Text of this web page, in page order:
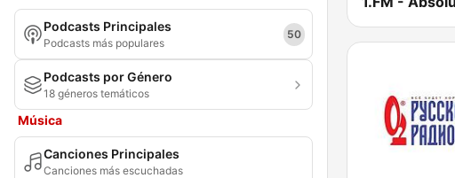
Podcasts Principales
Podcasts más populares
50
Podcasts por Género
18 géneros temáticos
Música
Canciones Principales
Canciones más escuchadas